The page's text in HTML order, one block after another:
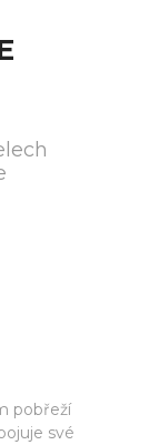
pobřeží
své